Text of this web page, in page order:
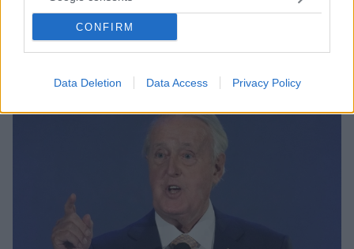
CONFIRM
Data Deletion Data Access Privacy Policy
Αχώριστοι επί 36 χρόνια ο Σλοβάκος πρωθυπουργός
με τη σύχυγό του, Σβετλάνα, με την οποία έχουν
αποκτήσει έναν γιο